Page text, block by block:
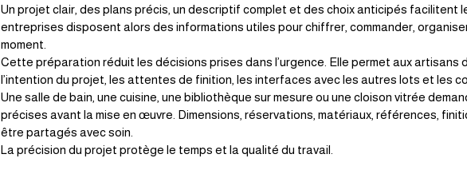
Un projet clair, des plans précis, un descriptif complet et des choix anticipés facilitent
entreprises disposent alors des informations utiles pour chiffrer, commander,
moment.
Cette préparation réduit les décisions prises dans l’urgence. Elle permet aux artisans
l’intention du projet, les attentes de finition, les interfaces avec les autres lots et les
Une salle de bain, une cuisine, une bibliothèque sur mesure ou une cloison vitrée
précises avant la mise en œuvre. Dimensions, réservations, matériaux, références,
être partagés avec soin.
La précision du projet protège le temps et la qualité du travail.